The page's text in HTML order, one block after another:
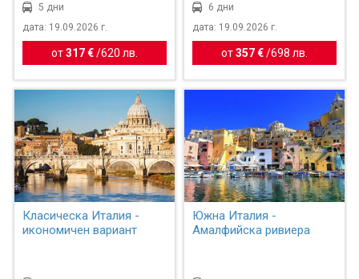
5 дни
дата: 19.09.2026 г.
от317 € /620 лв.
6 дни
дата: 19.09.2026 г.
от357 €/698 лв.
Класическа Италия -
икономичен вариант
Южна Италия -
Амалфийска ривиера